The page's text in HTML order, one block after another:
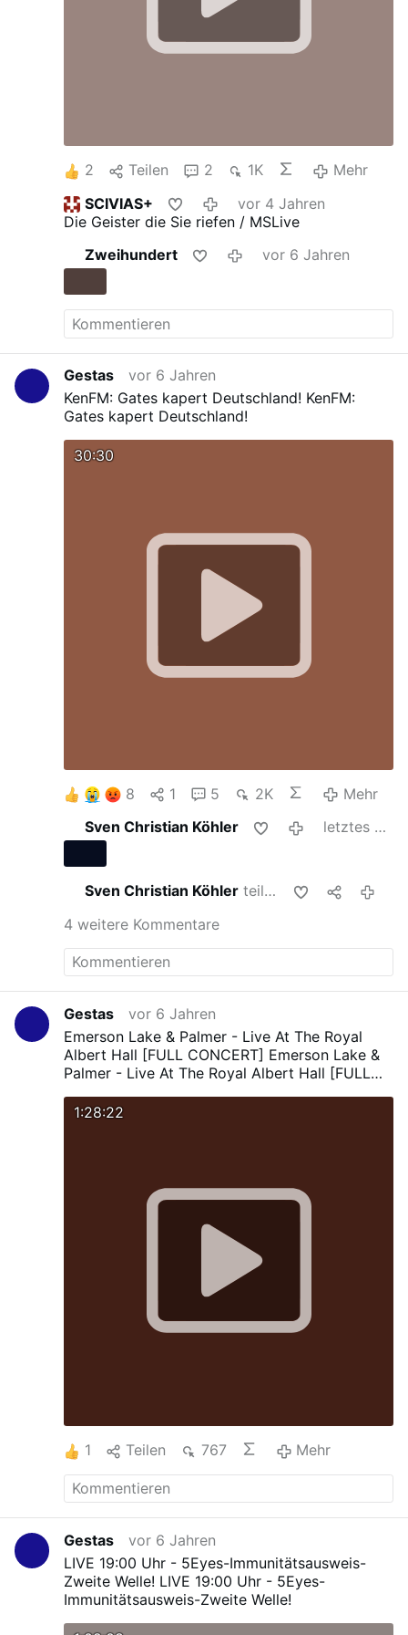
2 Teilen 2 1K
Mehr
SCIVIAS+
vor 4 Jahren
Die Geister die Sie riefen / MSLive
Zweihundert
vor 6 Jahren
Gestas
vor 6 Jahren
KenFM: Gates kapert Deutschland! KenFM:
Gates kapert Deutschland!
30:30
8 1 5 2K
Mehr
Sven Christian Köhler
letztes Jahr
Sven Christian Köhlerteilt das
4 weitere Kommentare
Gestas
vor 6 Jahren
Emerson Lake & Palmer - Live At The Royal
Albert Hall [FULL CONCERT] Emerson Lake &
Palmer - Live At The Royal Albert Hall [FULL
1:28:22
1 Teilen 767 Mehr
Gestas
vor 6 Jahren
LIVE 19:00 Uhr - 5Eyes-Immunitätsausweis-
Zweite Welle! LIVE 19:00 Uhr - 5Eyes-
Immunitätsausweis-Zweite Welle!